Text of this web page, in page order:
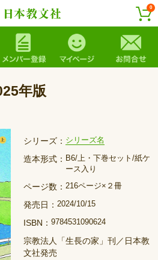
0
年版
シリーズ： シリーズ名
造本形式： B6/上・下巻セット/紙ケ
ース入り
ページ数： 216ページ×２冊
発売日： 2024/10/15
ISBN： 9784531090624
宗教法人「生長の家」刊／日本教
文社発売